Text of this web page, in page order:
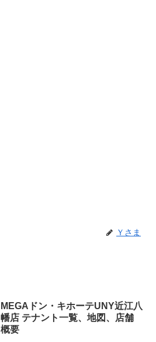
Ｙさま
MEGAドン・キホーテUNY近江八
幡店 テナント一覧、地図、店舗
概要